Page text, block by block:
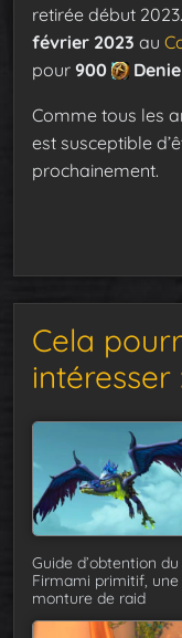
retirée début
février 2023 au
pour 900
Comme tous les
est susceptible
prochainement.
Cela
intéresser
Guide d’obtention du
Firmami primitif, une
monture de raid